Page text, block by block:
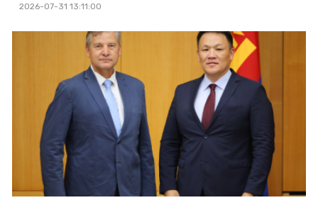
2026-07-31 13:11:00